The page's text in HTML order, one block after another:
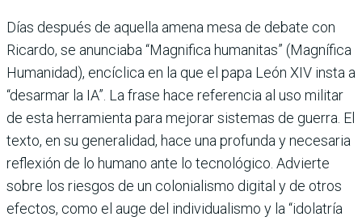
Días después de aquella amena mesa de debate con
Ricardo, se anunciaba “Magnifica humanitas” (Magnífica
Humanidad), encíclica en la que el papa León XIV insta a
“desarmar la IA”. La frase hace referencia al uso militar
de esta herramienta para mejorar sistemas de guerra. El
texto, en su generalidad, hace una profunda y necesaria
reflexión de lo humano ante lo tecnológico. Advierte
sobre los riesgos de un colonialismo digital y de otros
efectos, como el auge del individualismo y la “idolatría